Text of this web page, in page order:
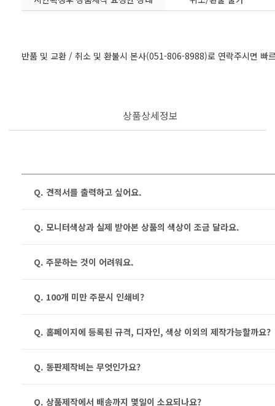
반품 및 교환 / 취소 및 환불시 본사(051-806-8988)로 연락주시면 빠
상품상세정보
Q. 견적서를 출력하고 싶어요.
Q. 모니터색상과 실제 받아본 상품의 색상이 조금 달라요.
Q. 주문하는 것이 어려워요.
Q. 100개 미만 주문시 인쇄비?
Q. 홈페이지에 등록된 규격, 디자인, 색상 이외의 제작가능할까요?
Q. 동판제작비는 무엇인가요?
Q. 상품제작에서 배송까지 몇일이 소요되나요?